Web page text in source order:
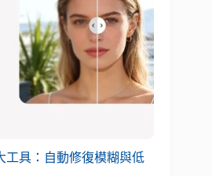
工具：自動修復模糊與低